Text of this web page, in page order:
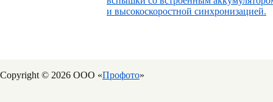
и высокоскоростной синхронизацией.
Copyright © 2026 ООО «Профото»